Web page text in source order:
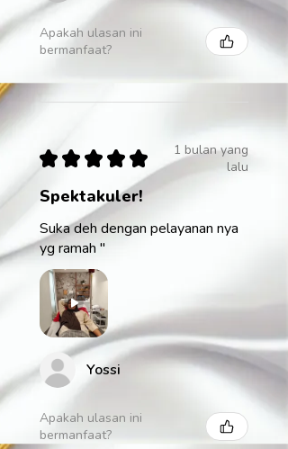
Apakah ulasan ini
bermanfaat?
★ ★ ★ ★ ★
1 bulan yang
lalu
Spektakuler!
Suka deh dengan pelayanan nya
yg ramah "
Yossi
Apakah ulasan ini
bermanfaat?